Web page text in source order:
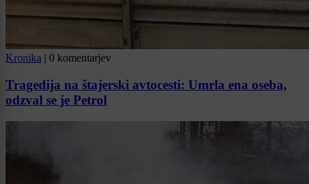
Kronika | 0 komentarjev
Tragedija na štajerski avtocesti: Umrla ena oseba,
odzval se je Petrol